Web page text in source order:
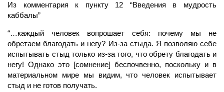
Из комментария к пункту 12 “Введения в мудрость
каббалы”
“…каждый человек вопрошает себя: почему мы не
обретаем благодать и негу? Из-за стыда. Я позволяю себе
испытывать стыд только из-за того, что обрету благодать и
негу! Однако это [сомнение] беспочвенно, поскольку и в
материальном мире мы видим, что человек испытывает
стыд и не готов получать.